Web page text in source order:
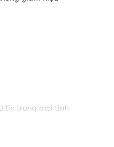
tin trong mọi tình